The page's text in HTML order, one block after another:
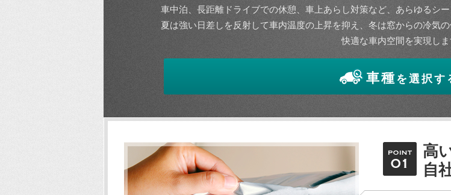
車中泊、長距離ドライブでの休憩、車上あらし対策など、あらゆるシ
夏は強い日差しを反射して車内温度の上昇を抑え、冬は窓からの冷気
快適な車内空間を実現しま
車種 を選択す
高
自